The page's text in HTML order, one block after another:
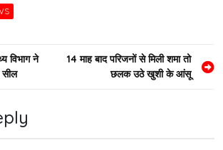
विभाग ने
सील
14 माह बाद परिजनों से मिली शमा तो
छलक उठे खुशी के आंसू